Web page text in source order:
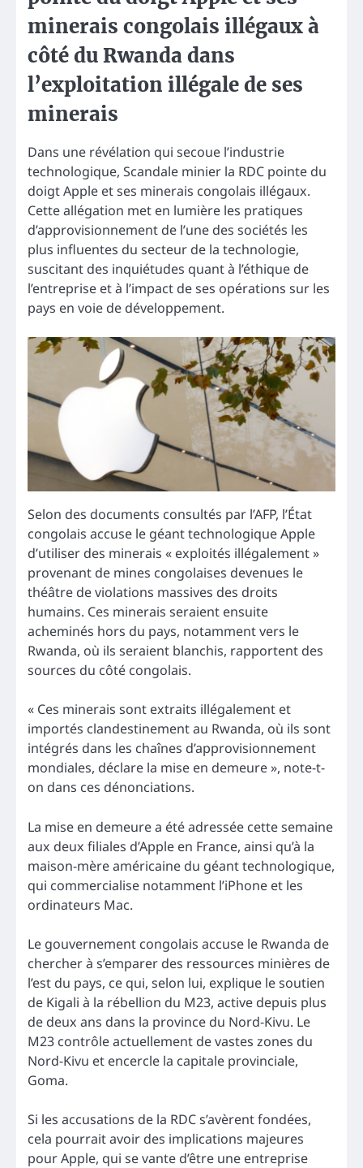
minerais congolais illégaux à
côté du Rwanda dans
l’exploitation illégale de ses
minerais
Dans une révélation qui secoue l’industrie
technologique, Scandale minier la RDC pointe du
doigt Apple et ses minerais congolais illégaux.
Cette allégation met en lumière les pratiques
d’approvisionnement de l’une des sociétés les
plus influentes du secteur de la technologie,
suscitant des inquiétudes quant à l’éthique de
l’entreprise et à l’impact de ses opérations sur les
pays en voie de développement.
Selon des documents consultés par l’AFP, l’État
congolais accuse le géant technologique Apple
d’utiliser des minerais « exploités illégalement »
provenant de mines congolaises devenues le
théâtre de violations massives des droits
humains. Ces minerais seraient ensuite
acheminés hors du pays, notamment vers le
Rwanda, où ils seraient blanchis, rapportent des
sources du côté congolais.
« Ces minerais sont extraits illégalement et
importés clandestinement au Rwanda, où ils sont
intégrés dans les chaînes d’approvisionnement
mondiales, déclare la mise en demeure », note-t-
on dans ces dénonciations.
La mise en demeure a été adressée cette semaine
aux deux filiales d’Apple en France, ainsi qu’à la
maison-mère américaine du géant technologique,
qui commercialise notamment l’iPhone et les
ordinateurs Mac.
Le gouvernement congolais accuse le Rwanda de
chercher à s’emparer des ressources minières de
l’est du pays, ce qui, selon lui, explique le soutien
de Kigali à la rébellion du M23, active depuis plus
de deux ans dans la province du Nord-Kivu. Le
M23 contrôle actuellement de vastes zones du
Nord-Kivu et encercle la capitale provinciale,
Goma.
Si les accusations de la RDC s’avèrent fondées,
cela pourrait avoir des implications majeures
pour Apple, qui se vante d’être une entreprise